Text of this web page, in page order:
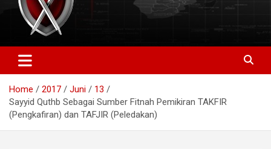
Home 2017 Juni
13
Sayyid Quthb Sebagai Sumber Fitnah Pemikiran TAKFIR
(Pengkafiran) dan TAFJIR (Peledakan)